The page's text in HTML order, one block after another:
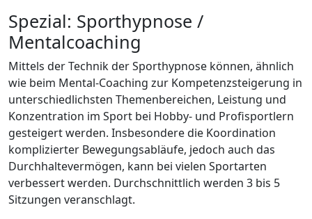
Spezial: Sporthypnose /
Mentalcoaching
Mittels der Technik der Sporthypnose können, ähnlich
wie beim Mental-Coaching zur Kompetenzsteigerung in
unterschiedlichsten Themenbereichen, Leistung und
Konzentration im Sport bei Hobby- und Profisportlern
gesteigert werden. Insbesondere die Koordination
komplizierter Bewegungsabläufe, jedoch auch das
Durchhaltevermögen, kann bei vielen Sportarten
verbessert werden. Durchschnittlich werden 3 bis 5
Sitzungen veranschlagt.